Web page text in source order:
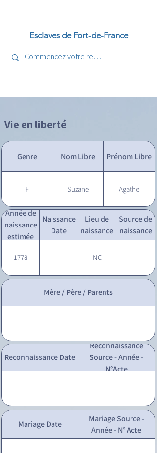
Esclaves de Fort-de-France
Vie en liberté
Genre Nom Libre Prénom Libre
F Suzane Agathe
Année de
naissance
estimée
Naissance
Date
Lieu de
naissance
Source de
naissance
1778 NC
Mère / Père / Parents
Reconnaissance Date
Reconnaissance
Source - Année -
N°Acte
Mariage Date
Mariage Source -
Année - N° Acte